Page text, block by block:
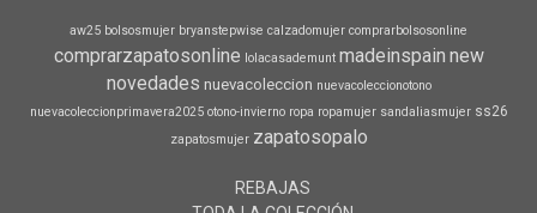
aw25 bolsosmujer bryanstepwise calzadomujer comprarbolsosonline
comprarzapatosonline lolacasademunt madeinspain new
novedades nuevacoleccion nuevacoleccionotono
nuevacoleccionprimavera2025 otono-invierno ropa ropamujer sandaliasmujer ss26
zapatosmujer zapatosopalo
REBAJAS